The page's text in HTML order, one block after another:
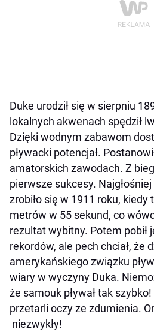
Duke urodził się w sierpniu
lokalnych akwenach spędził
Dzięki wodnym zabawom
pływacki potencjał.
amatorskich zawodach. Z
pierwsze sukcesy.
zrobiło się w 1911 roku, kiedy
metrów w 55 sekund, co
rezultat wybitny. Potem pobił
rekordów, ale pech chciał, że
amerykańskiego związku
wiary w wyczyny Duka.
że samouk pływał tak
przetarli oczy ze zdumienia.
niezwykły!